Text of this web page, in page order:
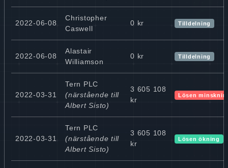
2022-06-08
Christopher
Caswell
0 kr Tilldelning
2022-06-08
Alastair
Williamson
0 kr Tilldelning
2022-03-31
Tern PLC
(närstående till
Albert Sisto)
3 605 108
kr
Lösen
2022-03-31
Tern PLC
(närstående till
Albert Sisto)
3 605 108
kr
Lösen ökning